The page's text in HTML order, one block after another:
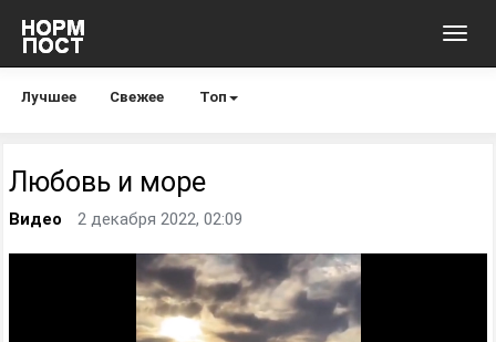
Лучшее Свежее Топ
Любовь и море
Видео 2 декабря 2022, 02:09